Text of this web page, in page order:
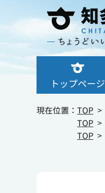
トップページ
現在位置： TOP
TOP
TOP